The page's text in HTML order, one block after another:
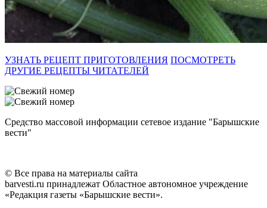
УЗНАТЬ РЕЦЕПТ ПРИГОТОВЛЕНИЯ ПОСМОТРЕТЬ
ДРУГИЕ РЕЦЕПТЫ ЧИТАТЕЛЕЙ
Средство массовой информации сетевое издание "Барышские
вести"
© Все права на материалы сайта
barvesti.ru принадлежат Областное автономное учреждение
«Редакция газеты «Барышские вести».